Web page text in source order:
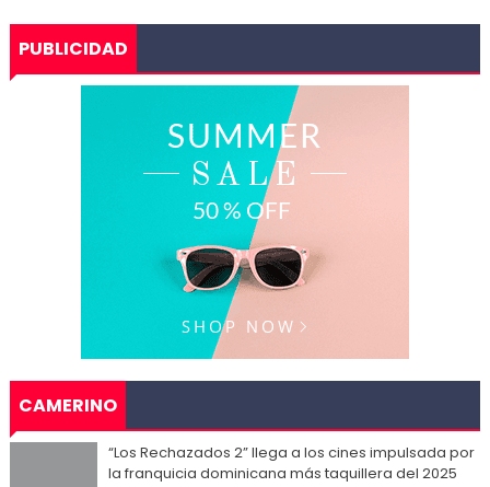
PUBLICIDAD
CAMERINO
“Los Rechazados 2” llega a los cines impulsada por
la franquicia dominicana más taquillera del 2025